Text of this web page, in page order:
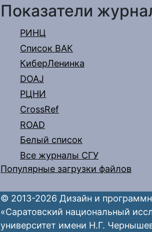
Показатели
РИНЦ
Список ВАК
КиберЛенинка
DOAJ
РЦНИ
CrossRef
ROAD
Белый список
Все журналы СГУ
Популярные загрузки файлов
© 2013-2026 Дизайн и
«Саратовский национальный
университет имени Н.Г.